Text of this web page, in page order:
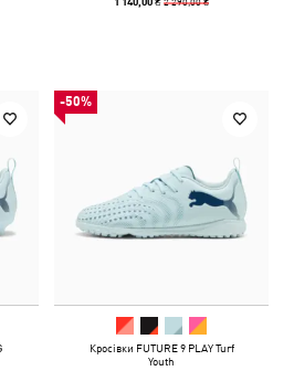
-50%
Кросівки FUTURE 9 PLAY Turf
Youth